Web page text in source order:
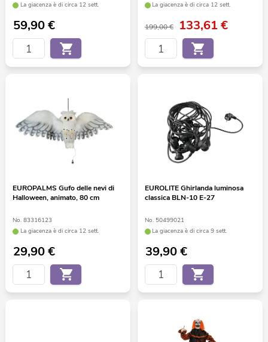
La giacenza è di circa 12 sett.
59,90€
La giacenza è di circa 12 sett.
199,00 € 133,61€
EUROPALMS Gufo delle nevi di
Halloween, animato, 80 cm
No. 83316123
La giacenza è di circa 12 sett.
29,90€
EUROLITE Ghirlanda luminosa
classica BLN-10 E-27
No. 50499021
La giacenza è di circa 9 sett.
39,90€